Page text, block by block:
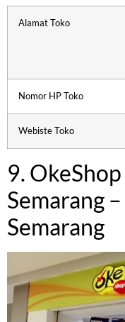
Alamat Toko
Nomor HP Toko
Webiste Toko
9.
Semarang
Semarang